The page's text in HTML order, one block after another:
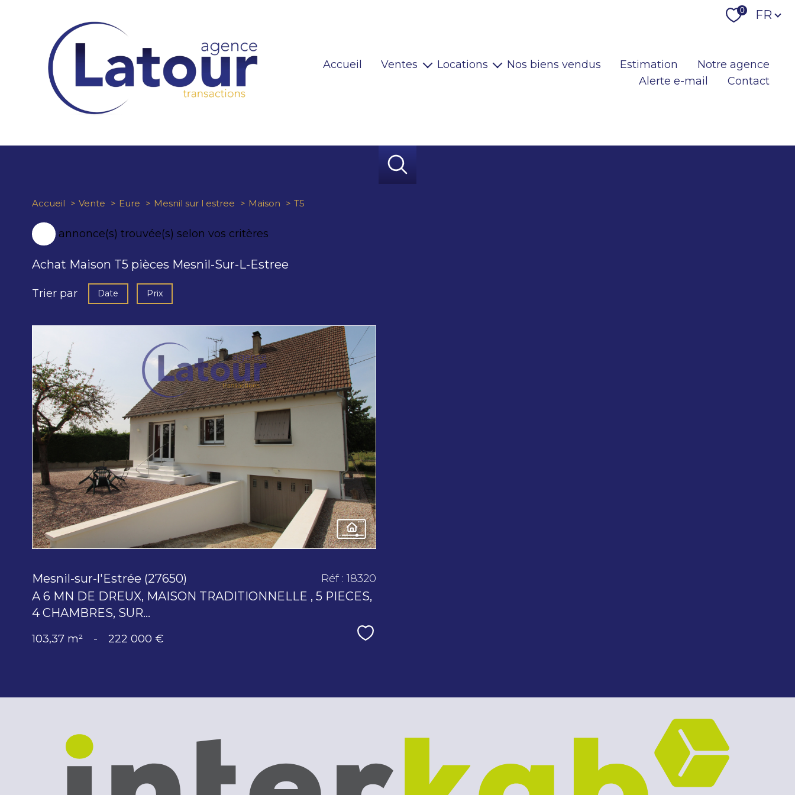
0 Langue
FR
Accueil Ventes
Locaux pro
Immeubles
Locations Nos biens vendus Estimation
Notre agence
Alerte e-mail
Contact
Accueil Vente Eure Mesnil sur l estree Maison T5
annonce(s) trouvée(s) selon vos critères
Achat Maison T5 pièces Mesnil-Sur-L-Estree
Trier par Date Prix
voir le
bien
Mesnil-sur-l'Estrée (27650)
A 6 MN DE DREUX, MAISON TRADITIONNELLE , 5 PIECES,
4 CHAMBRES, SUR...
Réf : 18320
103,37 m² - 222 000 € Sélectionner